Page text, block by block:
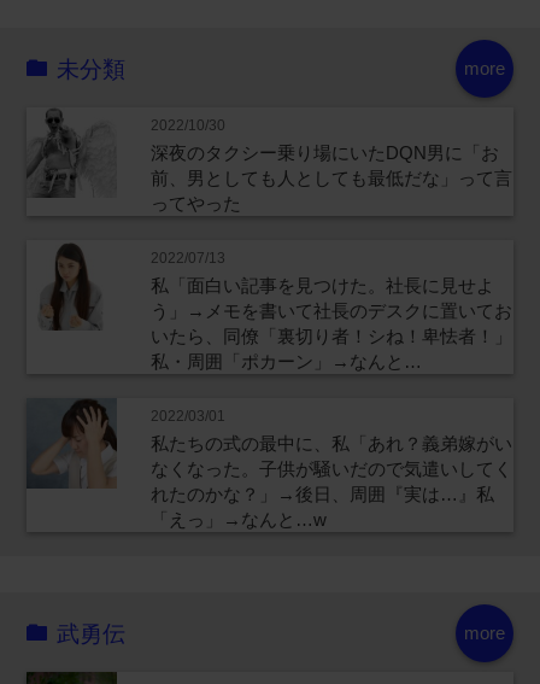
more
未分類
2022/10/30
深夜のタクシー乗り場にいたDQN男に「お
前、男としても人としても最低だな」って言
ってやった
2022/07/13
私「面白い記事を見つけた。社長に見せよ
う」→メモを書いて社長のデスクに置いてお
いたら、同僚「裏切り者！シね！卑怯者！」
私・周囲「ポカーン」→なんと…
2022/03/01
私たちの式の最中に、私「あれ？義弟嫁がい
なくなった。子供が騒いだので気遣いしてく
れたのかな？」→後日、周囲『実は…』私
「えっ」→なんと…w
more
武勇伝